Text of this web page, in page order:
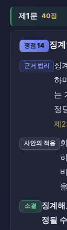
제1문 40점
쟁점 14 징
근거 법리
징
하
는
정
제
사안의 적용
소결
징계
정될